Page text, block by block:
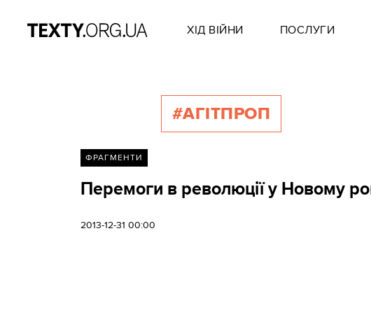
ХІД ВІЙНИ ПОСЛУГИ
#АГІТПРОП
ФРАГМЕНТИ
Перемоги в революції у Новому
2013-12-31 00:00